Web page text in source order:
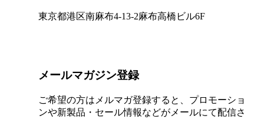
東京都港区南麻布4-13-2麻布高橋ビル6F
メールマガジン登録
ご希望の方はメルマガ登録すると、プロモーショ
ンや新製品・セール情報などがメールにて配信さ